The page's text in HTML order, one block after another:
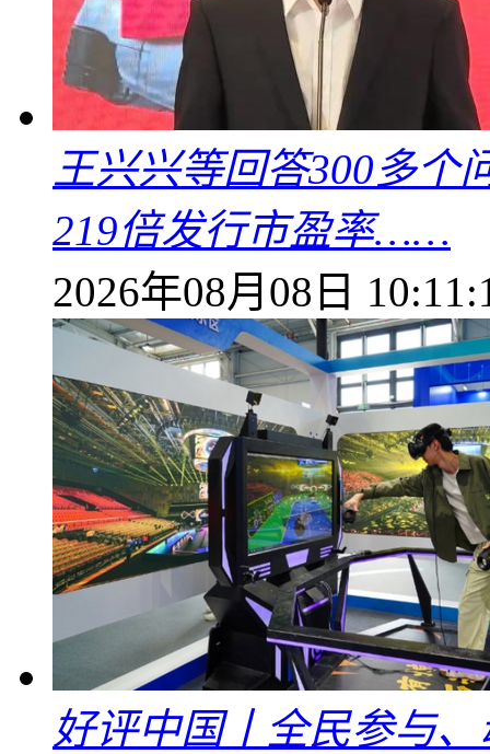
王兴兴等回答300多个
219倍发行市盈率……
2026年08月08日
好评中国丨全民参与